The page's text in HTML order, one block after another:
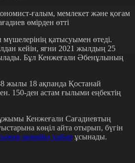
ғалым, мемлекет және қоғам
өмірден өтті
мүшелерінің қатысуымен өтеді.
кейін, яғни 2021 жылдың 25
Бұл Кенжеғали Әбенұлының
жылы 18 ақпанда Қостанай
150-ден астам ғылыми еңбектің
Кенжеғали Сағадиевтың
көңіл айта отырып, бүгін
арнайы хабар ұсынады.